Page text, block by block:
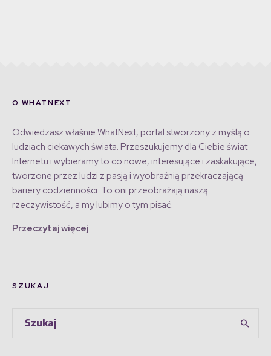
O WHATNEXT
Odwiedzasz właśnie WhatNext, portal stworzony z myślą o
ludziach ciekawych świata. Przeszukujemy dla Ciebie świat
Internetu i wybieramy to co nowe, interesujące i zaskakujące,
tworzone przez ludzi z pasją i wyobraźnią przekraczającą
bariery codzienności. To oni przeobrażają naszą
rzeczywistość, a my lubimy o tym pisać.
Przeczytaj więcej
SZUKAJ